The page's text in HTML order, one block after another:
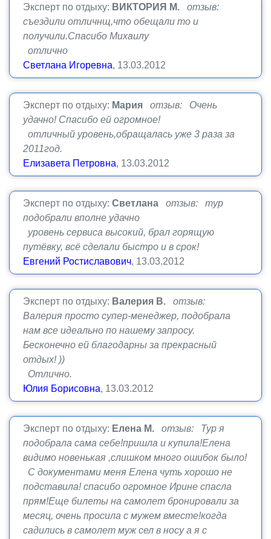
Эксперт по отдыху: ВИКТОРИЯ М.
отзыв:
съездили отличнщ,что обещали то и
получили.Спасибо Михаилу
отлично
Светлана Игоревна, 13.03.2012
Эксперт по отдыху: Мария
отзыв: Очень
удачно! Спасибо ей огромное!
отличный уровень,обращалась уже 3 раза за
2011год.
Елизавета Петровна, 13.03.2012
Эксперт по отдыху: Светлана
отзыв: тур
подобрали вполне удачно
уровень сервиса высокий, брал горящую
путёвку, всё сделали быстро и в срок!
Евгений Ростиславович, 13.03.2012
Эксперт по отдыху: Валерия В.
отзыв:
Валерия просто супер-менеджер, подобрала
нам все идеально по нашему запросу.
Бесконечно ей благодарны за прекрасный
отдых! ))
Отлично.
Юлия Борисовна, 13.03.2012
Эксперт по отдыху: Елена М.
отзыв: Тур я
подобрала сама себе!пришла и купила!Елена
видимо новенькая ,слишком много ошибок было!
С документами меня Елена чуть хорошо не
подставила! спасибо огромное Ирине спасла
прям!Еще билеты на самолет бронировали за
месяц, очень просила с мужем вместе!когда
садились в самолет муж сел в носу а я с